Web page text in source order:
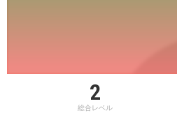
2
総合レベル